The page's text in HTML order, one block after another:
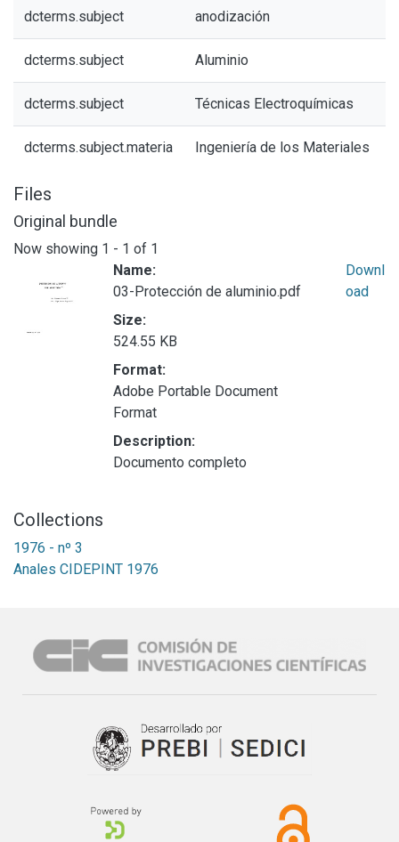
dcterms.subject anodización
dcterms.subject Aluminio
dcterms.subject Técnicas Electroquímicas
dcterms.subject.materia Ingeniería de los Materiales
Files
Original bundle
Now showing 1 - 1 of 1
Name:
03-Protección de aluminio.pdf
Size:
524.55 KB
Format:
Adobe Portable Document
Format
Description:
Documento completo
Downl
oad
Collections
1976 - nº 3
Anales CIDEPINT 1976